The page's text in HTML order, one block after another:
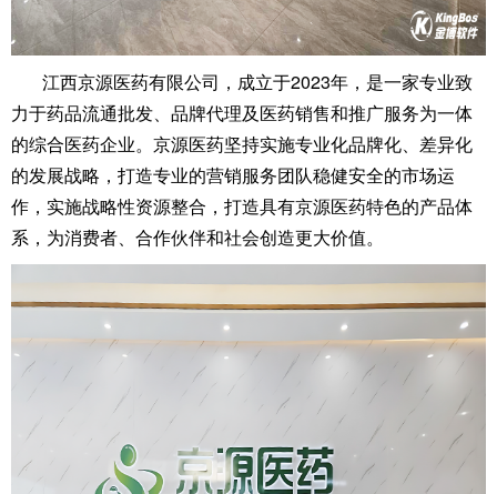
江西京源医药有限公司，成立于2023年，是一家专业致
力于药品流通批发、品牌代理及医药销售和推广服务为一体
的综合医药企业。京源医药坚持实施专业化品牌化、差异化
的发展战略，打造专业的营销服务团队稳健安全的市场运
作，实施战略性资源整合，打造具有京源医药特色的产品体
系，为消费者、合作伙伴和社会创造更大价值。